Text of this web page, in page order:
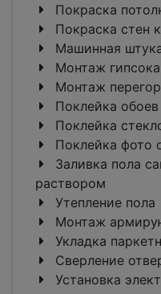
Покраска
Покраска стен
Машинная
Монтаж
Монтаж
Поклейка обоев
Поклейка
Поклейка фото
Заливка пола
раствором
Утепление пола
Монтаж
Укладка
Сверление
Установка